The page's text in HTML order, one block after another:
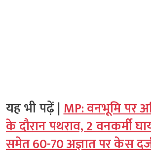
यह भी पढ़ें |MP: वनभूमि पर
के दौरान पथराव, 2 वनकर्मी
समेत 60-70 अज्ञात पर केस